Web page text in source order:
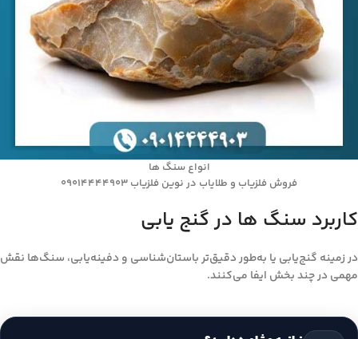
انواع سنگ ها
فروش فلزیاب و طلایاب در نوین فلزیاب 09014444903
کاربرد سنگ ها در گنج یابی
در زمینه گنج‌یابی یا به‌طور دقیق‌تر باستان‌شناسی و دفینه‌یابی، سنگ‌ها نقش
مهمی در چند بخش ایفا می‌کنند.